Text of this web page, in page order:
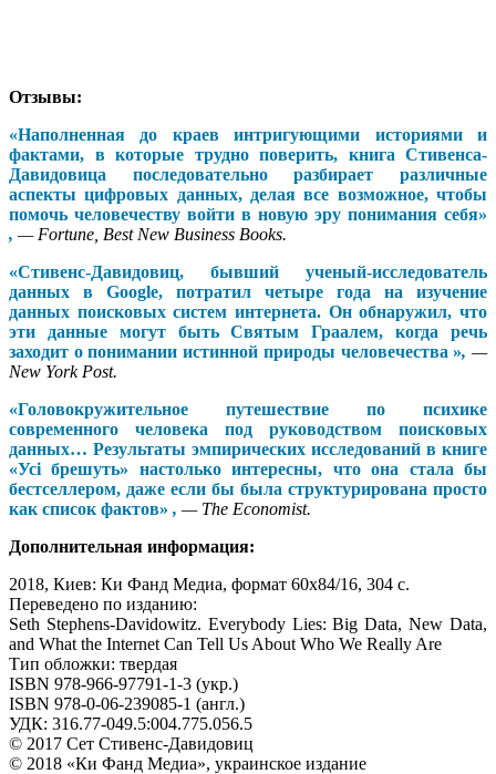
Отзывы:
«Наполненная до краев интригующими историями и
фактами, в которые трудно поверить, книга Стивенса-
Давидовица последовательно разбирает различные
аспекты цифровых данных, делая все возможное, чтобы
помочь человечеству войти в новую эру понимания себя»
, —Fortune, Best New Business Books.
«Стивенс-Давидовиц, бывший ученый-исследователь
данных в Google, потратил четыре года на изучение
данных поисковых систем интернета. Он обнаружил, что
эти данные могут быть Святым Граалем, когда речь
заходит о понимании истинной природы человечества », —
New York Post.
«Головокружительное путешествие по психике
современного человека под руководством поисковых
данных… Результаты эмпирических исследований в книге
«Усі брешуть» настолько интересны, что она стала бы
бестселлером, даже если бы была структурирована просто
как список фактов» , —The Economist.
Дополнительная информация:
2018, Киев: Ки Фанд Медиа, формат 60х84/16, 304 с.
Переведено по изданию:
Seth Stephens-Davidowitz. Everybody Lies: Big Data, New Data,
and What the Internet Can Tell Us About Who We Really Are
Тип обложки: твердая
ISBN 978-966-97791-1-3 (укр.)
ISBN 978-0-06-239085-1 (англ.)
УДК: 316.77-049.5:004.775.056.5
© 2017 Сет Стивенс-Давидовиц
© 2018 «Ки Фанд Медиа», украинское издание